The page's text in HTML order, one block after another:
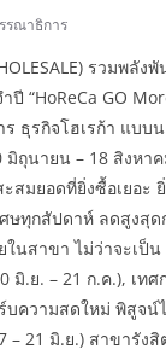
รณาธิการ
รวมพลัง
“HoReCa GO
ร ธุรกิจโฮเรก้า แบ
มิถุนายน – 18 สิงหา
สมยอดที่ยิ่งซื้อเยอะ
ษทุกสัปดาห์ ลดสูงสุด
นสาขา ไม่ว่าจะเป็น
มิ.ย. – 21 ก.ค.), เทศ
ร์บความสดใหม่ พิสูจ
– 21 มิ.ย.) สาขารังสิ